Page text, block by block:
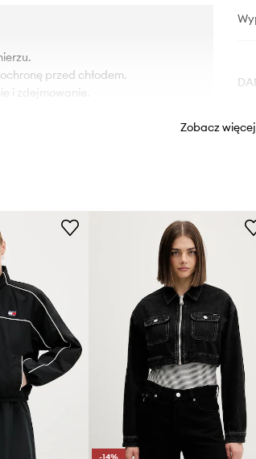
przed chłodem.
i zdejmowanie.
ID
Zobacz więcej
-14%